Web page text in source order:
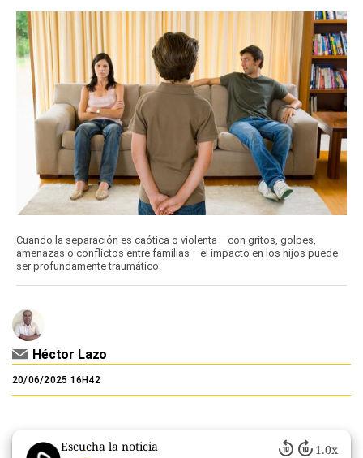
Cuando la separación es caótica o violenta —con gritos, golpes,
amenazas o conflictos entre familias— el impacto en los hijos puede
ser profundamente traumático.
Héctor Lazo
20/06/2025 16H42
Escucha la noticia 1.0x